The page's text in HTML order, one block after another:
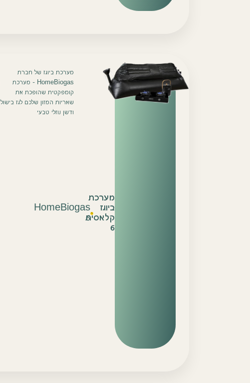
מערכת
ביוגז
קלאסית
6
HomeBiogas
6
מערכת ביוגז של חברת
HomeBiogas – מערכת
קומפקטית שהופכת את
שאריות המזון שלכם לגז בישול
ודשן נוזלי טבעי